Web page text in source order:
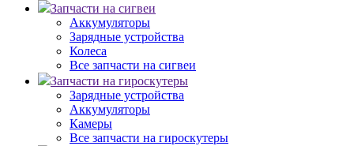
Запчасти на сигвеи
Аккумуляторы
Зарядные устройства
Колеса
Все запчасти на сигвеи
Запчасти на гироскутеры
Зарядные устройства
Аккумуляторы
Камеры
Все запчасти на гироскутеры